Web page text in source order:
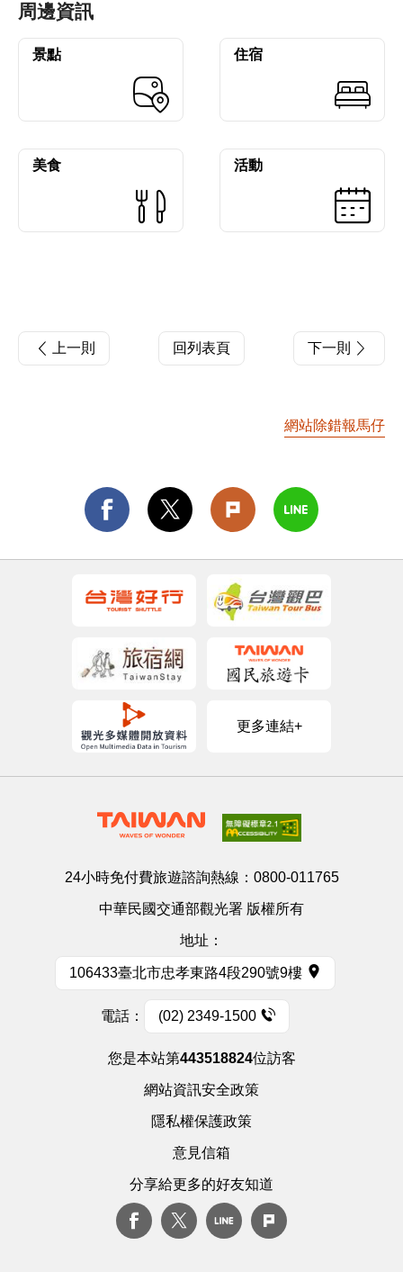
周邊資訊
景點 住宿
美食 活動
上一則 回列表頁 下一則
網站除錯報馬仔
更多連結+
24小時免付費旅遊諮詢熱線： 0800-011765
中華民國交通部觀光署 版權所有
地址：
106433臺北市忠孝東路4段290號9樓
電話： (02) 2349-1500
您是本站第443518824位訪客
網站資訊安全政策
隱私權保護政策
意見信箱
分享給更多的好友知道